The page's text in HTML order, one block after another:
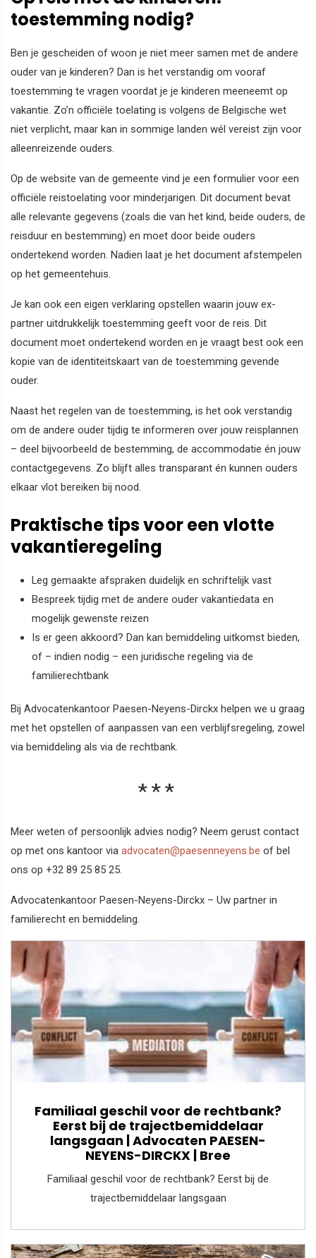
toestemming nodig?
Ben je gescheiden of woon je niet meer samen met de andere
ouder van je kinderen? Dan is het verstandig om vooraf
toestemming te vragen voordat je je kinderen meeneemt op
vakantie. Zo’n officiële toelating is volgens de Belgische wet
niet verplicht, maar kan in sommige landen wél vereist zijn voor
alleenreizende ouders.
Op de website van de gemeente vind je een formulier voor een
officiële reistoelating voor minderjarigen. Dit document bevat
alle relevante gegevens (zoals die van het kind, beide ouders, de
reisduur en bestemming) en moet door beide ouders
ondertekend worden. Nadien laat je het document afstempelen
op het gemeentehuis.
Je kan ook een eigen verklaring opstellen waarin jouw ex-
partner uitdrukkelijk toestemming geeft voor de reis. Dit
document moet ondertekend worden en je vraagt best ook een
kopie van de identiteitskaart van de toestemming gevende
ouder.
Naast het regelen van de toestemming, is het ook verstandig
om de andere ouder tijdig te informeren over jouw reisplannen
– deel bijvoorbeeld de bestemming, de accommodatie én jouw
contactgegevens. Zo blijft alles transparant én kunnen ouders
elkaar vlot bereiken bij nood.
Praktische tips voor een vlotte
vakantieregeling
Leg gemaakte afspraken duidelijk en schriftelijk vast
Bespreek tijdig met de andere ouder vakantiedata en
mogelijk gewenste reizen
Is er geen akkoord? Dan kan bemiddeling uitkomst bieden,
of – indien nodig – een juridische regeling via de
familierechtbank
Bij Advocatenkantoor Paesen-Neyens-Dirckx helpen we u graag
met het opstellen of aanpassen van een verblijfsregeling, zowel
via bemiddeling als via de rechtbank.
Meer weten of persoonlijk advies nodig? Neem gerust contact
op met ons kantoor via advocaten@paesenneyens.be of bel
ons op +32 89 25 85 25.
Advocatenkantoor Paesen-Neyens-Dirckx – Uw partner in
familierecht en bemiddeling.
Familiaal geschil voor de rechtbank?
Eerst bij de trajectbemiddelaar
langsgaan | Advocaten PAESEN-
NEYENS-DIRCKX | Bree
Familiaal geschil voor de rechtbank? Eerst bij de
trajectbemiddelaar langsgaan